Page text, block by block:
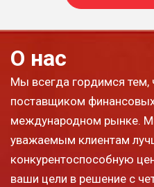
О нас
Мы всегда гордимся
поставщиком
международном рынке.
уважаемым клиентам
конкурентоспособную
ваши цели в решение с